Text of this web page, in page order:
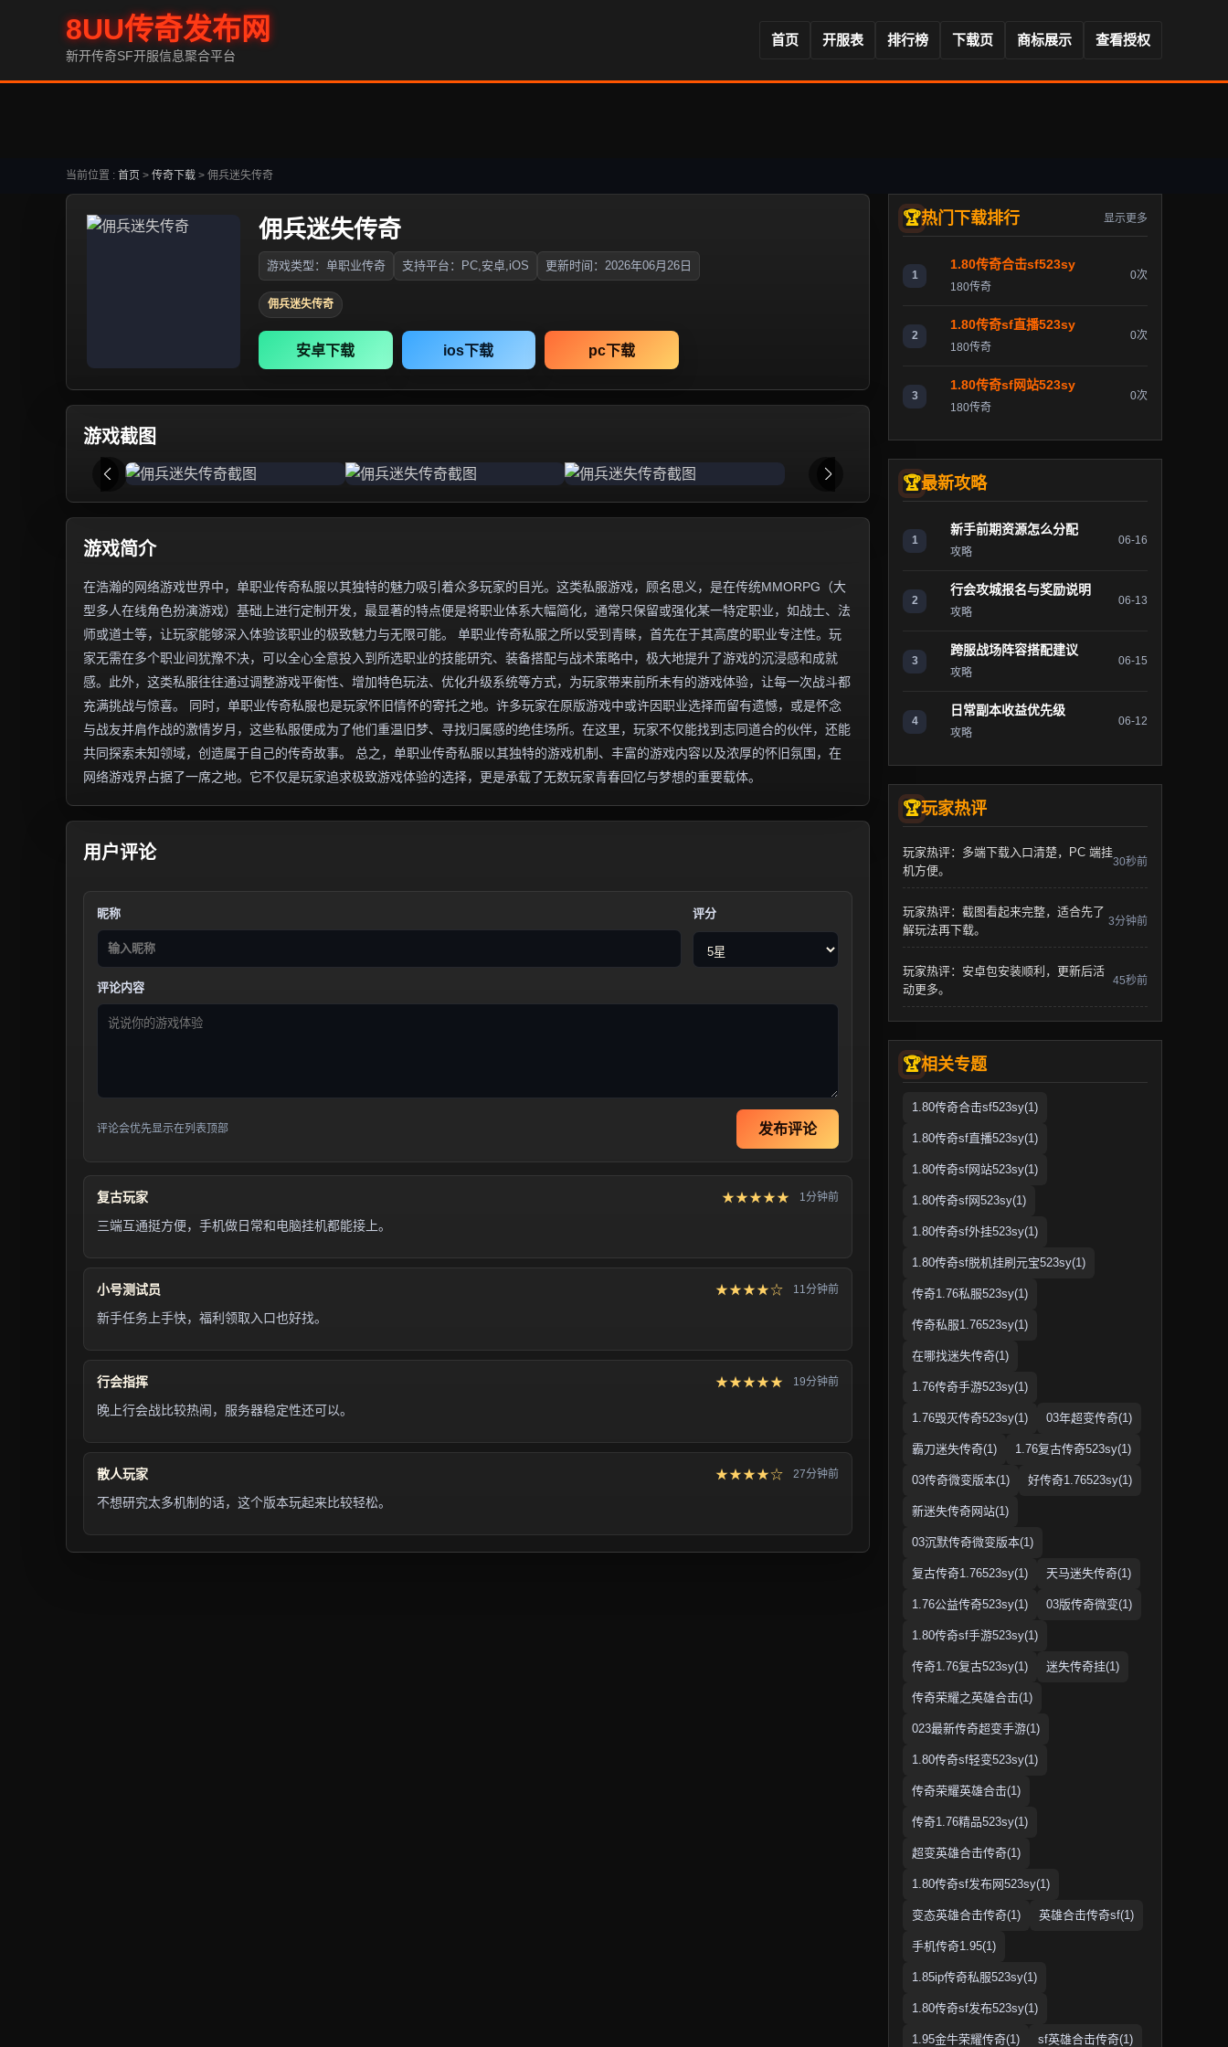
8UU传奇发布网
新开传奇SF开服信息聚合平台
首页 开服表 排行榜 下载页 商标展示 查看授权
当前位置 : 首页 > 传奇下载 > 佣兵迷失传奇
佣兵迷失传奇
游戏类型：单职业传奇 支持平台：PC,安卓,iOS 更新时间：2026年06月26日
佣兵迷失传奇
安卓下载 ios下载 pc下载
游戏截图
游戏简介
在浩瀚的网络游戏世界中，单职业传奇私服以其独特的魅力吸引着众多玩家的目光。这类私服游戏，顾名思义，是在传统MMORPG（大
型多人在线角色扮演游戏）基础上进行定制开发，最显著的特点便是将职业体系大幅简化，通常只保留或强化某一特定职业，如战士、法
师或道士等，让玩家能够深入体验该职业的极致魅力与无限可能。 单职业传奇私服之所以受到青睐，首先在于其高度的职业专注性。玩
家无需在多个职业间犹豫不决，可以全心全意投入到所选职业的技能研究、装备搭配与战术策略中，极大地提升了游戏的沉浸感和成就
感。此外，这类私服往往通过调整游戏平衡性、增加特色玩法、优化升级系统等方式，为玩家带来前所未有的游戏体验，让每一次战斗都
充满挑战与惊喜。 同时，单职业传奇私服也是玩家怀旧情怀的寄托之地。许多玩家在原版游戏中或许因职业选择而留有遗憾，或是怀念
与战友并肩作战的激情岁月，这些私服便成为了他们重温旧梦、寻找归属感的绝佳场所。在这里，玩家不仅能找到志同道合的伙伴，还能
共同探索未知领域，创造属于自己的传奇故事。 总之，单职业传奇私服以其独特的游戏机制、丰富的游戏内容以及浓厚的怀旧氛围，在
网络游戏界占据了一席之地。它不仅是玩家追求极致游戏体验的选择，更是承载了无数玩家青春回忆与梦想的重要载体。
用户评论
昵称 评分
评论内容
评论会优先显示在列表顶部 发布评论
复古玩家 ★★★★★ 1分钟前
三端互通挺方便，手机做日常和电脑挂机都能接上。
小号测试员 ★★★★☆ 11分钟前
新手任务上手快，福利领取入口也好找。
行会指挥 ★★★★★ 19分钟前
晚上行会战比较热闹，服务器稳定性还可以。
散人玩家 ★★★★☆ 27分钟前
不想研究太多机制的话，这个版本玩起来比较轻松。
热门下载排行 显示更多
1
1.80传奇合击sf523sy
180传奇
0次
2
1.80传奇sf直播523sy
180传奇
0次
3
1.80传奇sf网站523sy
180传奇
0次
最新攻略
1
新手前期资源怎么分配
攻略
06-16
2
行会攻城报名与奖励说明
攻略
06-13
3
跨服战场阵容搭配建议
攻略
06-15
4
日常副本收益优先级
攻略
06-12
玩家热评
玩家热评：多端下载入口清楚，PC 端挂
机方便。
30秒前
玩家热评：截图看起来完整，适合先了
解玩法再下载。
3分钟前
玩家热评：安卓包安装顺利，更新后活
动更多。
45秒前
相关专题
1.80传奇合击sf523sy(1)
1.80传奇sf直播523sy(1)
1.80传奇sf网站523sy(1)
1.80传奇sf网523sy(1)
1.80传奇sf外挂523sy(1)
1.80传奇sf脱机挂刷元宝523sy(1)
传奇1.76私服523sy(1)
传奇私服1.76523sy(1)
在哪找迷失传奇(1)
1.76传奇手游523sy(1)
1.76毁灭传奇523sy(1) 03年超变传奇(1)
霸刀迷失传奇(1) 1.76复古传奇523sy(1)
03传奇微变版本(1) 好传奇1.76523sy(1)
新迷失传奇网站(1)
03沉默传奇微变版本(1)
复古传奇1.76523sy(1) 天马迷失传奇(1)
1.76公益传奇523sy(1) 03版传奇微变(1)
1.80传奇sf手游523sy(1)
传奇1.76复古523sy(1) 迷失传奇挂(1)
传奇荣耀之英雄合击(1)
023最新传奇超变手游(1)
1.80传奇sf轻变523sy(1)
传奇荣耀英雄合击(1)
传奇1.76精品523sy(1)
超变英雄合击传奇(1)
1.80传奇sf发布网523sy(1)
变态英雄合击传奇(1) 英雄合击传奇sf(1)
手机传奇1.95(1)
1.85ip传奇私服523sy(1)
1.80传奇sf发布523sy(1)
1.95金牛荣耀传奇(1) sf英雄合击传奇(1)